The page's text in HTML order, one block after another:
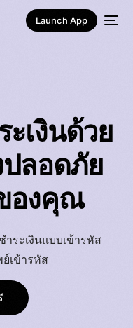
Launch App
เงินด้วย
ปลอดภัย
องคุณ
ำระเงินแบบเข้ารหัส
เข้ารหัส